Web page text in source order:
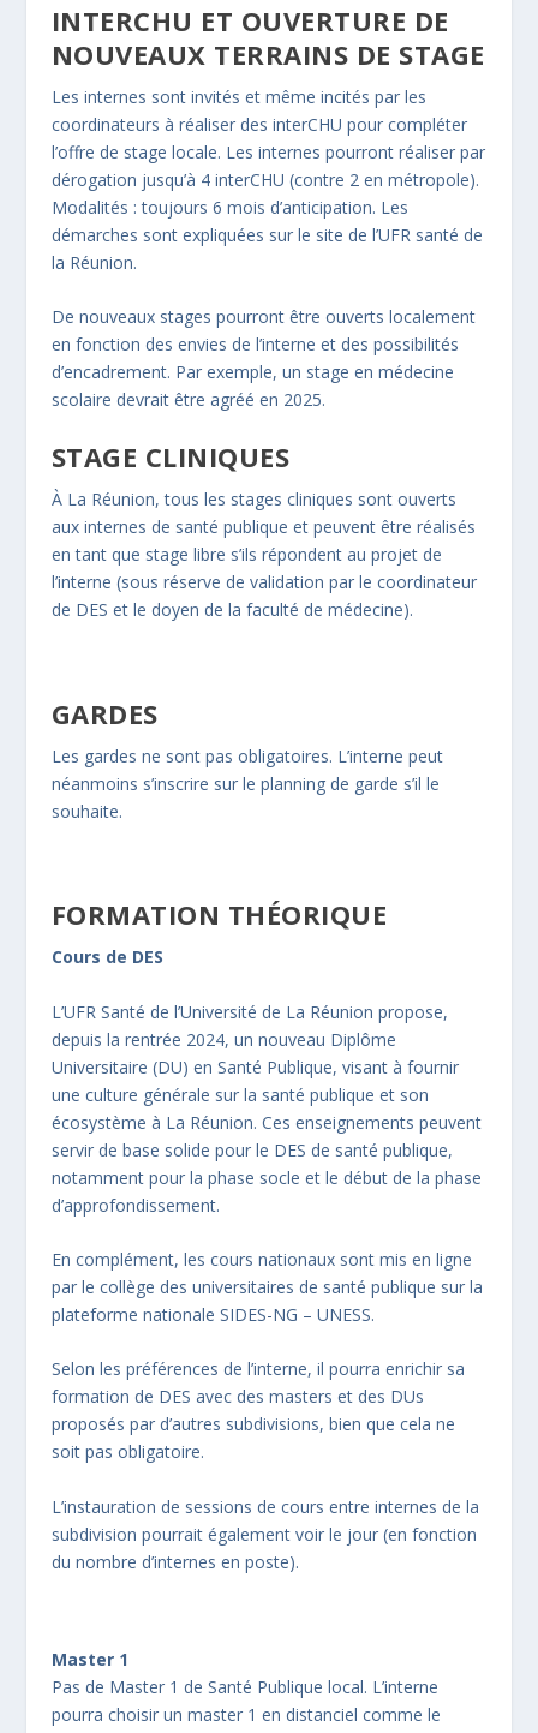
INTERCHU ET OUVERTURE DE
NOUVEAUX TERRAINS DE STAGE
Les internes sont invités et même incités par les
coordinateurs à réaliser des interCHU pour compléter
l’offre de stage locale. Les internes pourront réaliser par
dérogation jusqu’à 4 interCHU (contre 2 en métropole).
Modalités : toujours 6 mois d’anticipation. Les
démarches sont expliquées sur le site de l’UFR santé de
la Réunion.
De nouveaux stages pourront être ouverts localement
en fonction des envies de l’interne et des possibilités
d’encadrement. Par exemple, un stage en médecine
scolaire devrait être agréé en 2025.
STAGE CLINIQUES
À La Réunion, tous les stages cliniques sont ouverts
aux internes de santé publique et peuvent être réalisés
en tant que stage libre s’ils répondent au projet de
l’interne (sous réserve de validation par le coordinateur
de DES et le doyen de la faculté de médecine).
GARDES
Les gardes ne sont pas obligatoires. L’interne peut
néanmoins s’inscrire sur le planning de garde s’il le
souhaite.
FORMATION THÉORIQUE
Cours de DES
L’UFR Santé de l’Université de La Réunion propose,
depuis la rentrée 2024, un nouveau Diplôme
Universitaire (DU) en Santé Publique, visant à fournir
une culture générale sur la santé publique et son
écosystème à La Réunion. Ces enseignements peuvent
servir de base solide pour le DES de santé publique,
notamment pour la phase socle et le début de la phase
d’approfondissement.
En complément, les cours nationaux sont mis en ligne
par le collège des universitaires de santé publique sur la
plateforme nationale SIDES-NG – UNESS.
Selon les préférences de l’interne, il pourra enrichir sa
formation de DES avec des masters et des DUs
proposés par d’autres subdivisions, bien que cela ne
soit pas obligatoire.
L’instauration de sessions de cours entre internes de la
subdivision pourrait également voir le jour (en fonction
du nombre d’internes en poste).
Master 1
Pas de Master 1 de Santé Publique local. L’interne
pourra choisir un master 1 en distanciel comme le